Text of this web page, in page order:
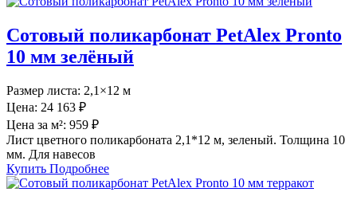
Сотовый поликарбонат PetAlex Pronto
10 мм зелёный
Размер листа: 2,1×12 м
Цена: 24 163 ₽
Цена за м²: 959 ₽
Лист цветного поликарбоната 2,1*12 м, зеленый. Толщина 10
мм. Для навесов
Купить Подробнее